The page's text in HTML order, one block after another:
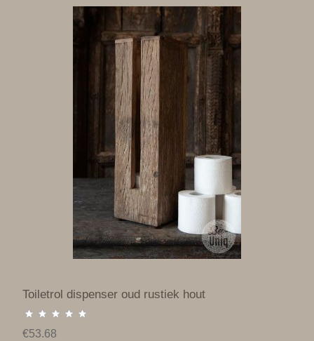
Toiletrol dispenser oud rustiek hout
€53.68